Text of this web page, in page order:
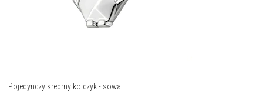
Pojedynczy srebrny kolczyk - sowa